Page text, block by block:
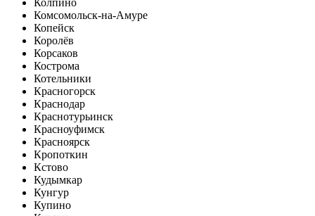
Комсомольск-на-Амуре
Копейск
Королёв
Корсаков
Кострома
Котельники
Красногорск
Краснодар
Краснотурьинск
Красноуфимск
Красноярск
Кропоткин
Кстово
Кудымкар
Кунгур
Купино